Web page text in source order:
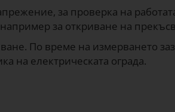
за проверка на
за откриване на
По време на измерването
на електрическата ограда.